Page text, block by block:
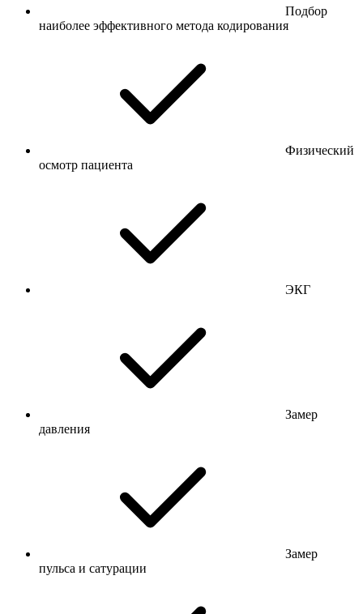
Подбор
наиболее эффективного метода кодирования
Физический
осмотр пациента
ЭКГ
Замер
давления
Замер
пульса и сатурации